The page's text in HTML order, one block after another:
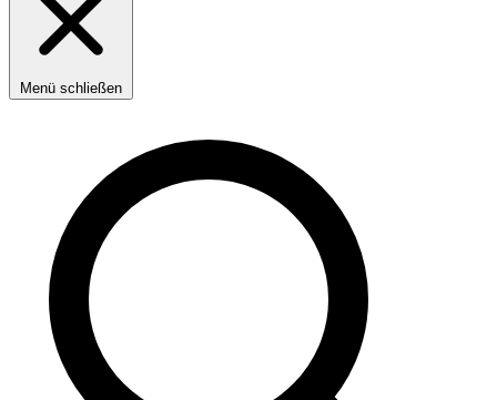
Menü schließen